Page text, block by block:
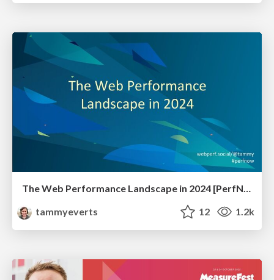
The Web Performance Landscape in 2024 [PerfNow 2024]
tammyeverts
12 1.2k